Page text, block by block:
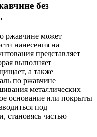
без
ржавчине может
нанесения на
представляет
выполняет
а также
по ржавчине
металлических
основание или покрыты
под
становясь частью